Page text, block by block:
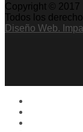
Copyright © 2017
Todos los
Diseño Web.